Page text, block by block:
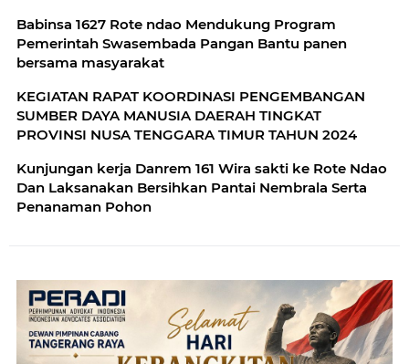
Babinsa 1627 Rote ndao Mendukung Program
Pemerintah Swasembada Pangan Bantu panen
bersama masyarakat
KEGIATAN RAPAT KOORDINASI PENGEMBANGAN
SUMBER DAYA MANUSIA DAERAH TINGKAT
PROVINSI NUSA TENGGARA TIMUR TAHUN 2024
Kunjungan kerja Danrem 161 Wira sakti ke Rote Ndao
Dan Laksanakan Bersihkan Pantai Nembrala Serta
Penanaman Pohon